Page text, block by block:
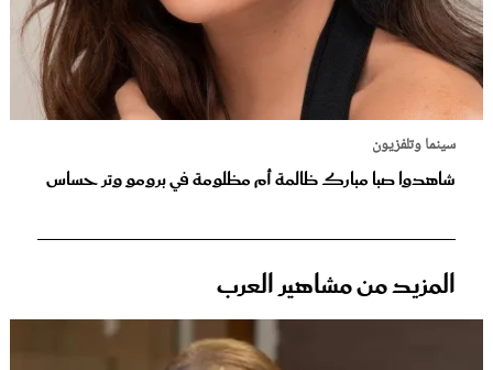
سينما وتلفزيون
شاهدوا صبا مبارك ظالمة أم مظلومة في برومو وتر حساس
المزيد من مشاهير العرب